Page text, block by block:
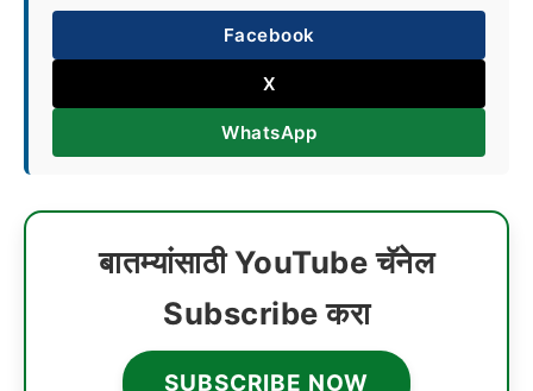
Facebook
X
WhatsApp
बातम्यांसाठी YouTube चॅनेल
Subscribe करा
SUBSCRIBE NOW